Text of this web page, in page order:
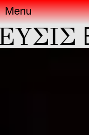
Menu